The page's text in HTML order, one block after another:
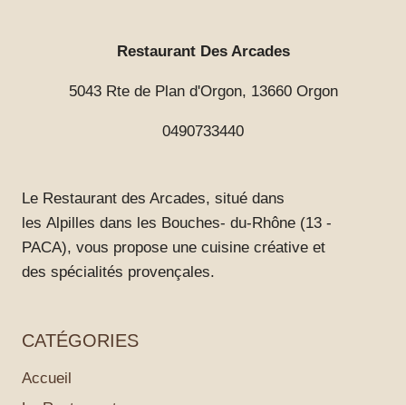
Restaurant Des Arcades
5043 Rte de Plan d'Orgon, 13660 Orgon
0490733440
Le Restaurant des Arcades, situé dans
les Alpilles dans les Bouches- du-Rhône (13 -
PACA), vous propose une cuisine créative et
des spécialités provençales.
CATÉGORIES
Accueil